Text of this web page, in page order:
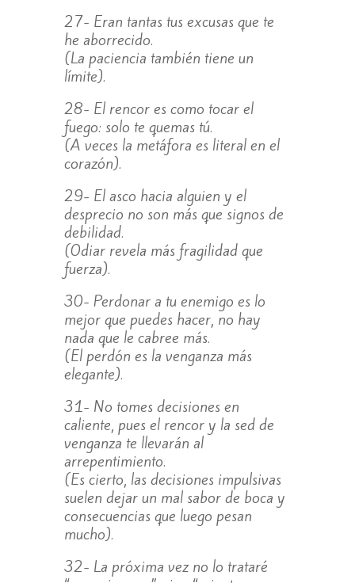
27- Eran tantas tus excusas que te
he aborrecido.
(La paciencia también tiene un
límite).
28- El rencor es como tocar el
fuego: solo te quemas tú.
(A veces la metáfora es literal en el
corazón).
29- El asco hacia alguien y el
desprecio no son más que signos de
debilidad.
(Odiar revela más fragilidad que
fuerza).
30- Perdonar a tu enemigo es lo
mejor que puedes hacer, no hay
nada que le cabree más.
(El perdón es la venganza más
elegante).
31- No tomes decisiones en
caliente, pues el rencor y la sed de
venganza te llevarán al
arrepentimiento.
(Es cierto, las decisiones impulsivas
suelen dejar un mal sabor de boca y
consecuencias que luego pesan
mucho).
32- La próxima vez no lo trataré